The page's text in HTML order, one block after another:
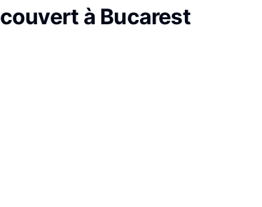
couvert à Bucarest